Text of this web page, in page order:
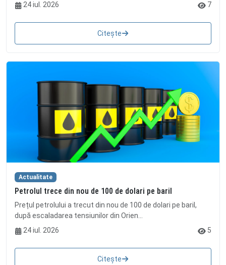
24 iul. 2026
7
Citește
Actualitate
Petrolul trece din nou de 100 de dolari pe baril
Prețul petrolului a trecut din nou de 100 de dolari pe baril,
după escaladarea tensiunilor din Orien...
24 iul. 2026
5
Citește